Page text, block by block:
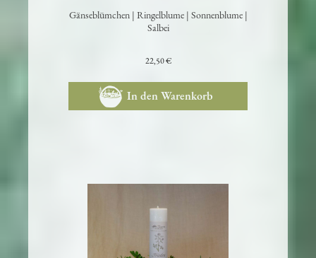
Gänseblümchen | Ringelblume | Sonnenblume |
Salbei
22,50 €
In den Warenkorb